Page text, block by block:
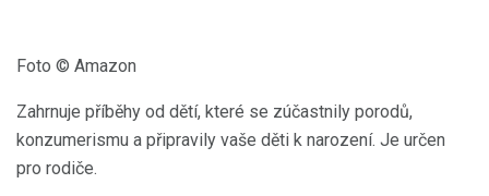
Foto © Amazon
Zahrnuje příběhy od dětí, které se zúčastnily porodů,
konzumerismu a připravily vaše děti k narození. Je určen
pro rodiče.